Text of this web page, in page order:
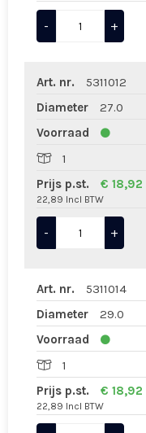
- +
Art. nr.
5311012
Diameter
27.0
Voorraad
1
Prijs p.st.
€ 18,92
22,89 Incl BTW
- +
Art. nr.
5311014
Diameter
29.0
Voorraad
1
Prijs p.st.
€ 18,92
22,89 Incl BTW